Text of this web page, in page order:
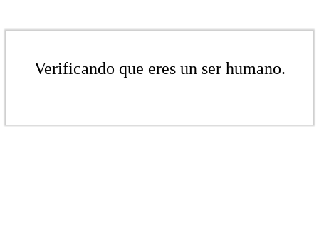
Verificando que eres un ser humano.